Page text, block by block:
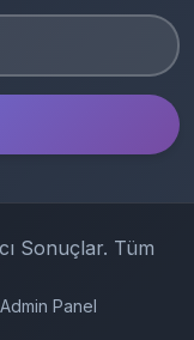
Sonuçlar. Tüm
Admin Panel